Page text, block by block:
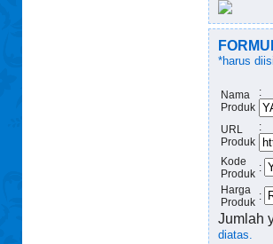
*harus
Nama
Produk
:
URL
Produk
:
Kode
Produk :
Harga
Produk :
Jumlah
diatas.